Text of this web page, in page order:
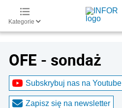
Kategorie
OFE - sondaż
Subskrybuj nas na Youtube
Zapisz się na newsletter